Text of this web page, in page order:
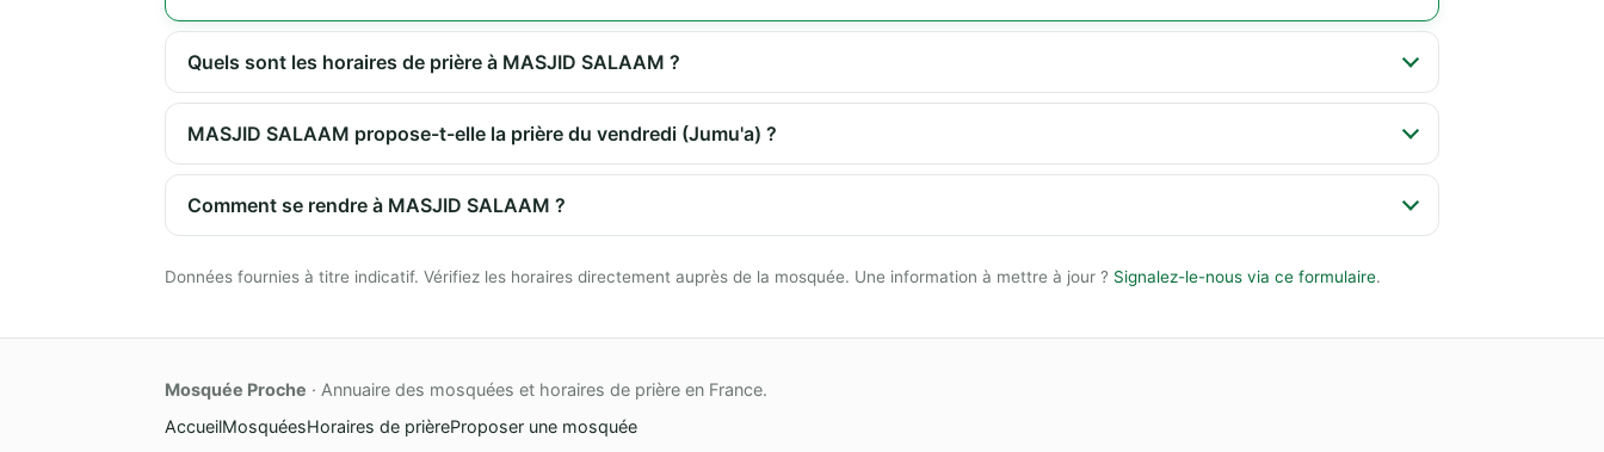
Quels sont les horaires de prière à MASJID SALAAM ?
MASJID SALAAM propose-t-elle la prière du vendredi (Jumu'a) ?
Comment se rendre à MASJID SALAAM ?
Données fournies à titre indicatif. Vérifiez les horaires directement auprès de la mosquée. Une information à mettre à jour ? Signalez-le-nous via ce formulaire.
Mosquée Proche · Annuaire des mosquées et horaires de prière en France.
AccueilMosquéesHoraires de prièreProposer une mosquée